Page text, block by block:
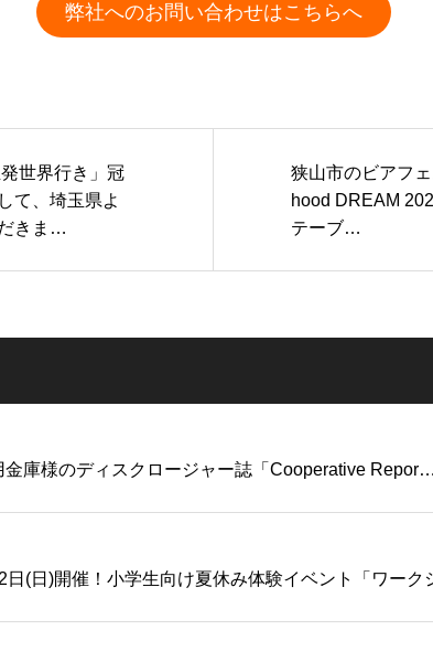
弊社へのお問い合わせはこちらへ
世界行き」冠
て、埼玉県よ
きま…
狭山市のビアフ
hood DREAM
テーブ…
金庫様のディスクロージャー誌「Cooperative Repor…
日(日)開催！小学生向け夏休み体験イベント「ワー